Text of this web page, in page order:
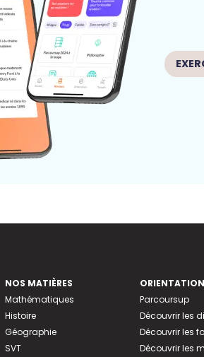
NOS MATIÈRES
Mathématiques
Histoire
Géographie
SVT
ORIENTATION
Parcoursup
Découvrir les
Découvrir les
Découvrir les